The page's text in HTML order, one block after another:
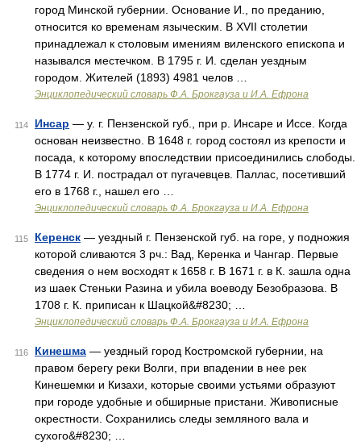
город Минской губернии. Основание И., по преданию,
относится ко временам языческим. В XVII столетии
принадлежал к столовым имениям виленского епископа и
назывался местечком. В 1795 г. И. сделан уездным
городом. Жителей (1893) 4981 челов …
Энциклопедический словарь Ф.А. Брокгауза и И.А. Ефрона
114 Инсар — у. г. Пензенской губ., при р. Инсаре и Иссе. Когда
основан неизвестно. В 1648 г. город состоял из крепости и
посада, к которому впоследствии присоединились слободы.
В 1774 г. И. пострадал от пугачевцев. Паллас, посетивший
его в 1768 г., нашел его …
Энциклопедический словарь Ф.А. Брокгауза и И.А. Ефрона
115 Керенск — уездный г. Пензенской губ. на горе, у подножия
которой сливаются 3 рч.: Вад, Керенка и Чангар. Первые
сведения о нем восходят к 1658 г. В 1671 г. в К. зашла одна
из шаек Стеньки Разина и убила воеводу Безобразова. В
1708 г. К. приписан к Шацкой&#8230; …
Энциклопедический словарь Ф.А. Брокгауза и И.А. Ефрона
116 Кинешма — уездный город Костромской губернии, на
правом берегу реки Волги, при впадении в нее рек
Кинешемки и Кизахи, которые своими устьями образуют
при городе удобные и обширные пристани. Живописные
окрестности. Сохранились следы земляного вала и
сухого&#8230; …